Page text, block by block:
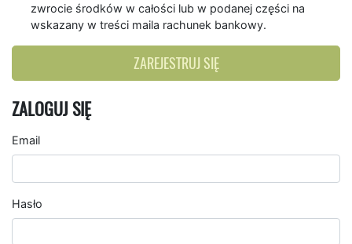
zwrocie środków w całości lub w podanej części na
wskazany w treści maila rachunek bankowy.
ZAREJESTRUJ SIĘ
ZALOGUJ SIĘ
Email
Hasło